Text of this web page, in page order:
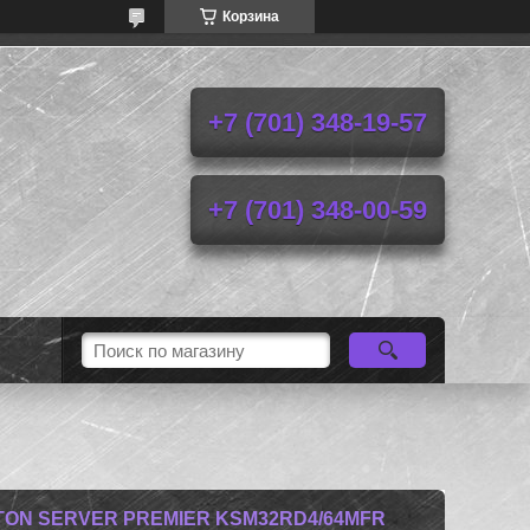
Корзина
+7 (701) 348-19-57
+7 (701) 348-00-59
SERVER PREMIER KSM32RD4/64MFR